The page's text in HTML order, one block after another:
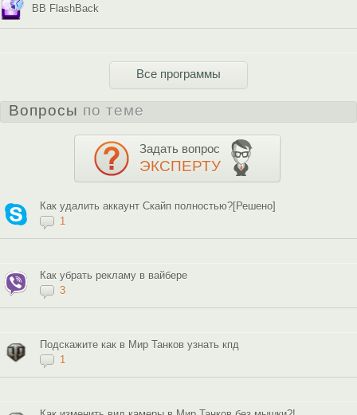
BB FlashBack
Все программы
Вопросы по теме
Задать вопрос
ЭКСПЕРТУ
Как удалить аккаунт Скайп полностью?[Решено]
1
Как убрать рекламу в вайбере
3
Подскажите как в Мир Танков узнать кпд
1